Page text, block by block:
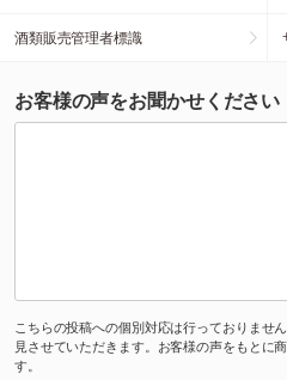
酒類販売管理者標識
お客様の声をお聞かせください
こちらの投稿への個別対応は行っておりませ
見させていただきます。お客様の声をもとに
す。